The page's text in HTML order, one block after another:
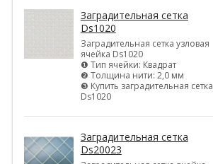
Заградительная сетка
Ds1020
Заградительная сетка узловая
ячейка Ds1020
❶ Тип ячейки: Квадрат
❷ Толщина нити: 2,0 мм
❸ Купить заградительная сетка
Ds1020
Заградительная сетка
Ds20023